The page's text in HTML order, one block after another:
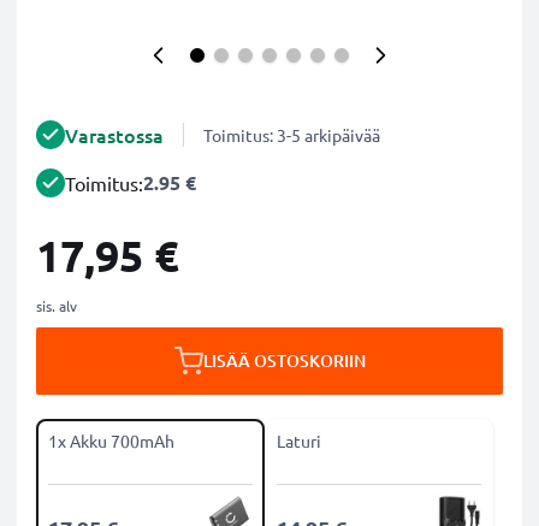
Varastossa Toimitus: 3-5 arkipäivää
Toimitus:2.95 €
17,95 €
sis. alv
LISÄÄ OSTOSKORIIN
1x Akku 700mAh Laturi